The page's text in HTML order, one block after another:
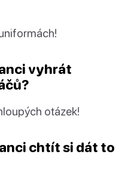
vyhrát
otázek!
chtít si dát to